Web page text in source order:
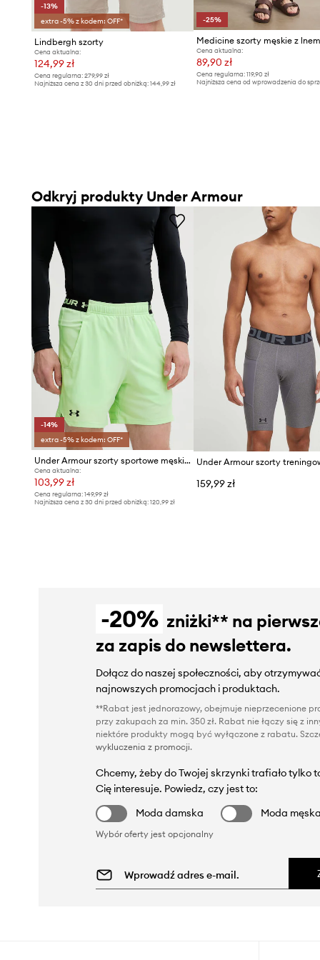
-13%
extra -5% z kodem: OFF*
Lindbergh szorty
Cena aktualna:
124,99 zł
Cena regularna: 279,99 zł
Najniższa cena z 30 dni przed obniżką: 144,99 zł
-25%
Medicine szorty męskie z lnem
Cena aktualna:
89,90 zł
Cena regularna:119,90 zł
Najniższa cena od wprowadzenia do
Odkryj produkty Under Armour
-14%
extra -5% z kodem: OFF*
Under Armour szorty sportowe męskie Vanish Woven
Cena aktualna:
103,99 zł
Cena regularna: 149,99 zł
Najniższa cena z 30 dni przed obniżką: 120,99 zł
Under Armour szorty
159,99 zł
-20% zniżki** na
za zapis do newslettera.
Dołącz do naszej społeczności, aby
najnowszych promocjach i produktach.
**Rabat jest jednorazowy, obejmuje nieprzecenione
przy zakupach za min. 350 zł. Rabat nie łączy się z
niektóre produkty mogą być wyłączone z rabatu.
wykluczenia z promocji.
Chcemy, żeby do Twojej skrzynki trafiało tylko
Cię interesuje. Powiedz, czy jest to:
Moda damska
Moda męska
Wybór oferty jest opcjonalny